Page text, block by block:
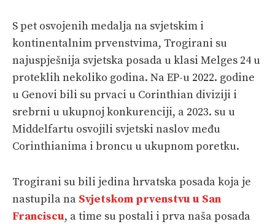
S pet osvojenih medalja na svjetskim i
kontinentalnim prvenstvima, Trogirani su
najuspješnija svjetska posada u klasi Melges 24 u
proteklih nekoliko godina. Na EP-u 2022. godine
u Genovi bili su prvaci u Corinthian diviziji i
srebrni u ukupnoj konkurenciji, a 2023. su u
Middelfartu osvojili svjetski naslov među
Corinthianima i broncu u ukupnom poretku.
Trogirani su bili jedina hrvatska posada koja je
nastupila na Svjetskom prvenstvu u San
Franciscu, a time su postali i prva naša posada